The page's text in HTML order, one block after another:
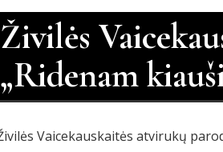
Živilės
„Ridenam